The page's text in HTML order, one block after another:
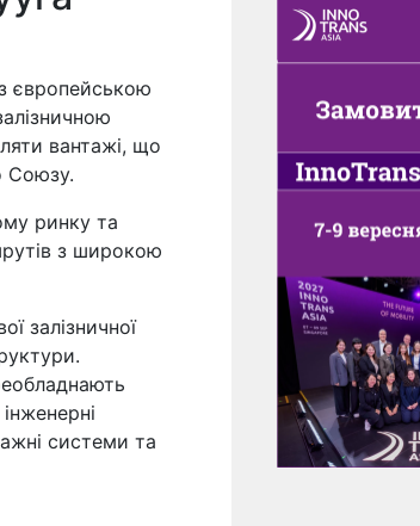
європейською
вантажі, що
Союзу.
ринку та
з широкою
залізничної
системи та